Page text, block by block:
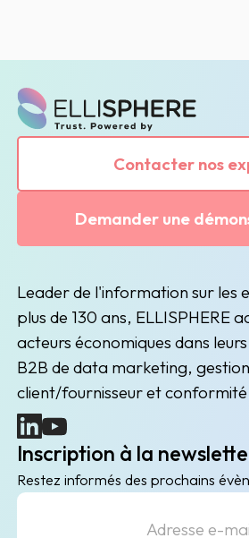
Contacter nos
Demander une
Leader de l'information sur les
plus de 130 ans, ELLISPHERE
acteurs économiques dans
B2B de data marketing,
client/fournisseur et
(nouvelle fenêtre)
(nouvelle fenêtre)
Inscription à la
Restez informés des prochains